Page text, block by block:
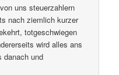
uns steuerzahlern
nach ziemlich kurzer
totgeschwiegen
wird alles ans
danach und